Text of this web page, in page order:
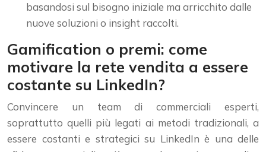
basandosi sul bisogno iniziale ma arricchito dalle
nuove soluzioni o insight raccolti.
Gamification o premi: come
motivare la rete vendita a essere
costante su LinkedIn?
Convincere un team di commerciali esperti,
soprattutto quelli più legati ai metodi tradizionali, a
essere costanti e strategici su LinkedIn è una delle